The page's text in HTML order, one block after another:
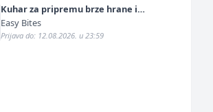
Kuhar za pripremu brze hrane i
jednostavnih jela (m/ž)
Easy Bites
Prijava do: 12.08.2026. u 23:59